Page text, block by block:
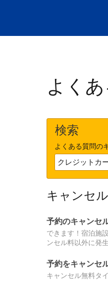
よく
検索
よくある質問の
キャンセル
予約のキャンセ
できます！宿泊施
ンセル料以外に発
予約をキャンセ
キャンセル無料タ